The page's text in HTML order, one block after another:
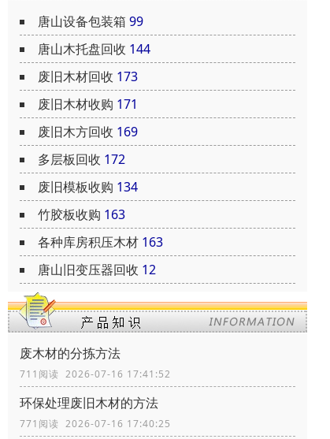
唐山设备包装箱 99
唐山木托盘回收 144
废旧木材回收 173
废旧木材收购 171
废旧木方回收 169
多层板回收 172
废旧模板收购 134
竹胶板收购 163
各种库房积压木材 163
唐山旧变压器回收 12
废木材的分拣方法
711阅读 2026-07-16 17:41:52
环保处理废旧木材的方法
771阅读 2026-07-16 17:40:25